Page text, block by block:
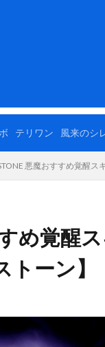
テリワン 風来のシ
悪魔おすすめ覚醒ス
め覚醒
ーン】